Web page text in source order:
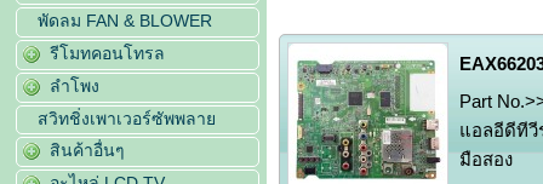
พัดลม FAN & BLOWER
รีโมทคอนโทรล
ลำโพง
สวิทชิ่งเพาเวอร์ซัพพลาย
สินค้าอื่นๆ
Part
แอลอีดีทีวี
มือสอง